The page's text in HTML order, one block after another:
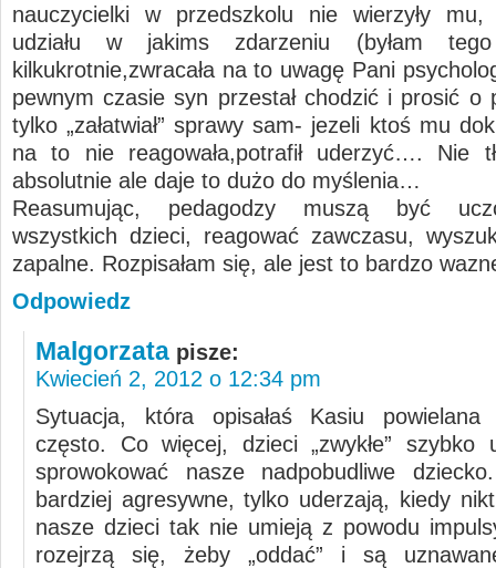
nauczycielki w przedszkolu nie wierzyły
udziału w jakims zdarzeniu (byłam tego
kilkukrotnie,zwracała na to uwagę Pani
pewnym czasie syn przestał chodzić i prosić o
tylko „załatwiał” sprawy sam- jezeli ktoś mu
na to nie reagowała,potrafił uderzyć…. Nie
absolutnie ale daje to dużo do myślenia…
Reasumując, pedagodzy muszą być
wszystkich dzieci, reagować zawczasu,
zapalne. Rozpisałam się, ale jest to bardzo
Odpowiedz
Malgorzata pisze:
Kwiecień 2, 2012 o 12:34 pm
Sytuacja, która opisałaś Kasiu
często. Co więcej, dzieci „zwykłe” szybko
sprowokować nasze nadpobudliwe
bardziej agresywne, tylko uderzają, kiedy
nasze dzieci tak nie umieją z powodu
rozejrzą się, żeby „oddać” i są